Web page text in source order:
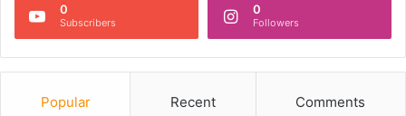
0
Subscribers
0
Followers
Popular Recent Comments